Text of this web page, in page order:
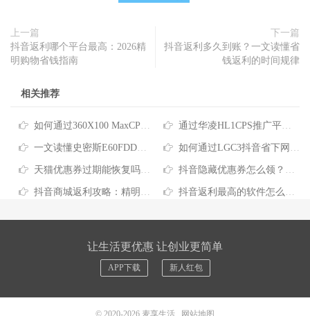
上一篇
抖音返利哪个平台最高：2026精
明购物省钱指南
下一篇
抖音返利多久到账？一文读懂省
钱返利的时间规律
相关推荐
如何通过360X100 MaxCPS推广享受全网购物省钱福利 通过华凌HL1CPS推广平台查优惠，网购每年可省上千元
一文读懂史密斯E60FDD正规返利平台，网购省钱原来这么简单 如何通过LGC3抖音省下网购真金白银
天猫优惠券过期能恢复吗？这些省钱技巧你得知道 抖音隐藏优惠券怎么领？一文看懂实用省钱攻略
抖音商城返利攻略：精明网购这样省才对 抖音返利最高的软件怎么选？手把手教你省出生活费
让生活更优惠 让创业更简单
APP下载 新人红包
© 2020-2026 麦享生活 网站地图